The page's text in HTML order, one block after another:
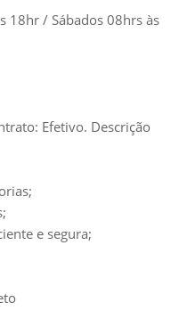
18hr / Sábados 08hrs às
Efetivo. Descrição
e segura;